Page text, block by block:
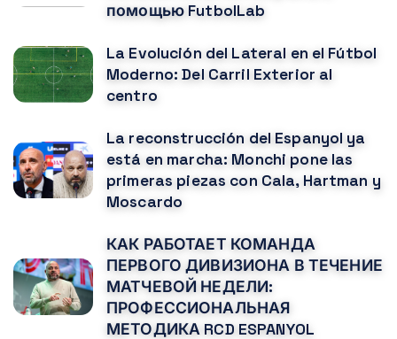
помощью FutbolLab
La Evolución del Lateral en el Fútbol
Moderno: Del Carril Exterior al
centro
La reconstrucción del Espanyol ya
está en marcha: Monchi pone las
primeras piezas con Cala, Hartman y
Moscardo
КАК РАБОТАЕТ КОМАНДА
ПЕРВОГО ДИВИЗИОНА В ТЕЧЕНИЕ
МАТЧЕВОЙ НЕДЕЛИ:
ПРОФЕССИОНАЛЬНАЯ
МЕТОДИКА RCD ESPANYOL